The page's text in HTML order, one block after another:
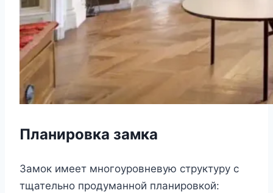
Планировка замка
Замок имеет многоуровневую структуру с
тщательно продуманной планировкой: